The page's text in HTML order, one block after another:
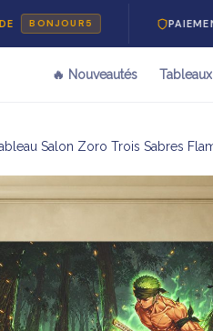
PAIEMENT 100%
🔥 Nouveautés Tableaux
Salon Zoro Trois Sabres